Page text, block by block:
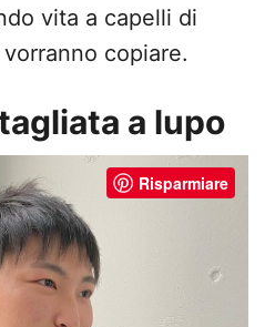
vita a capelli di
copiare.
a lupo
Risparmiare